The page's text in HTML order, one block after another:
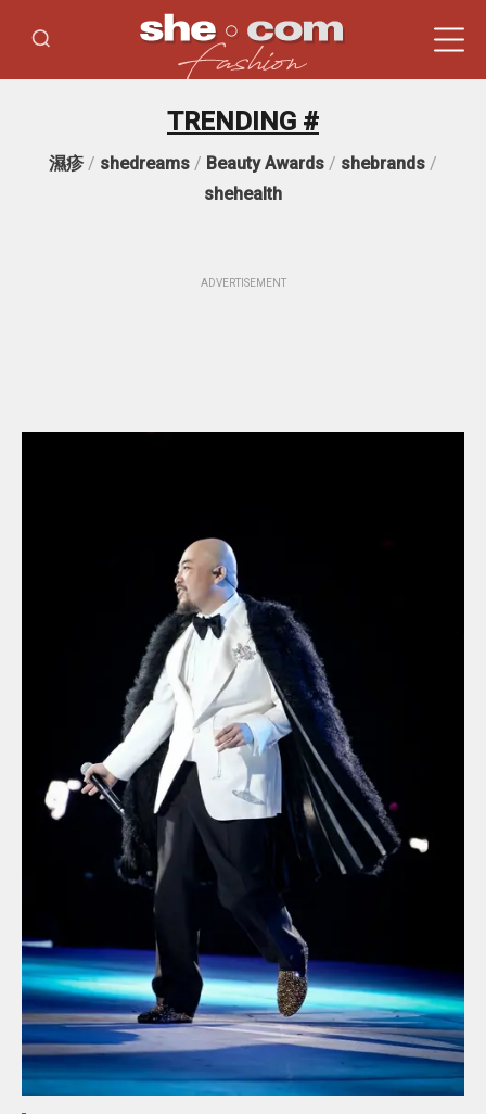
TRENDING #
濕疹 / shedreams / Beauty Awards / shebrands /
shehealth
ADVERTISEMENT